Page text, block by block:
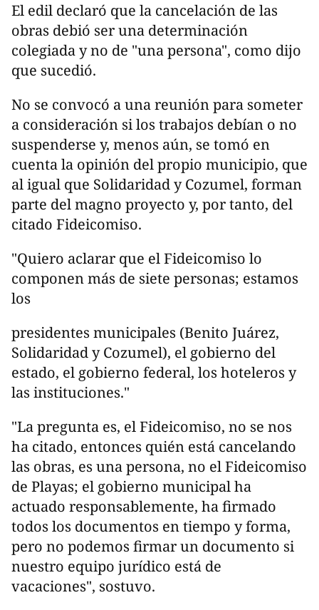
El edil declaró que la cancelación de las
obras debió ser una determinación
colegiada y no de "una persona", como dijo
que sucedió.
No se convocó a una reunión para someter
a consideración si los trabajos debían o no
suspenderse y, menos aún, se tomó en
cuenta la opinión del propio municipio, que
al igual que Solidaridad y Cozumel, forman
parte del magno proyecto y, por tanto, del
citado Fideicomiso.
"Quiero aclarar que el Fideicomiso lo
componen más de siete personas; estamos
los
presidentes municipales (Benito Juárez,
Solidaridad y Cozumel), el gobierno del
estado, el gobierno federal, los hoteleros y
las instituciones."
"La pregunta es, el Fideicomiso, no se nos
ha citado, entonces quién está cancelando
las obras, es una persona, no el Fideicomiso
de Playas; el gobierno municipal ha
actuado responsablemente, ha firmado
todos los documentos en tiempo y forma,
pero no podemos firmar un documento si
nuestro equipo jurídico está de
vacaciones", sostuvo.